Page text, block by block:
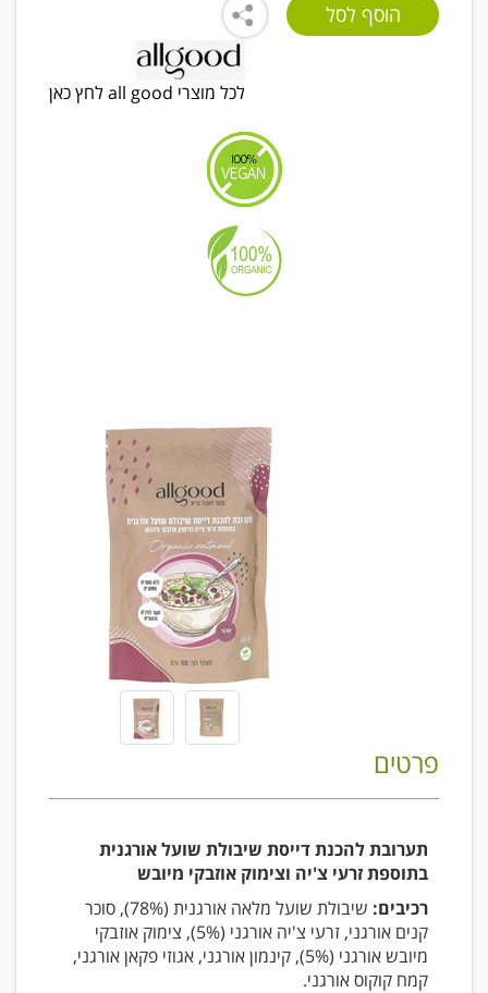
לכל מוצרי all good לחץ כאן
פרטים
תערובת להכנת דייסת שיבולת שועל אורגנית
בתוספת זרעי צ'יה וצימוק אוזבקי מיובש
רכיבים:
שיבולת שועל מלאה אורגנית (78%), סוכר
קנים אורגני, זרעי צ'יה אורגני (5%), צימוק אוזבקי
מיובש אורגני (5%), קינמון אורגני, אגוזי פקאן אורגני,
קמח קוקוס אורגני.